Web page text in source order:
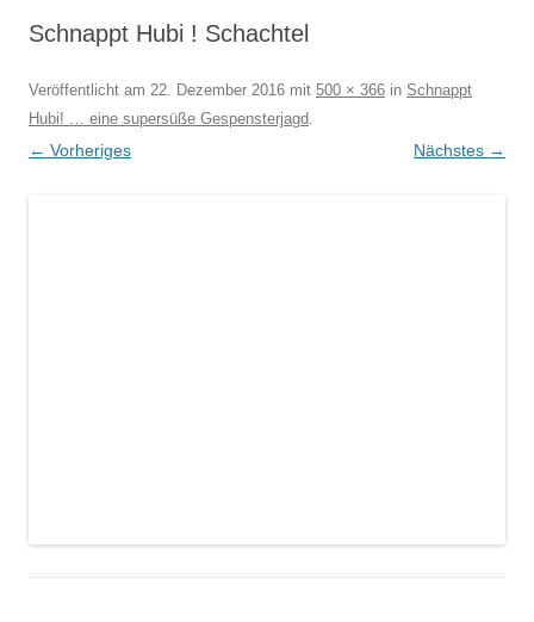
Schnappt Hubi ! Schachtel
Veröffentlicht am 22. Dezember 2016 mit 500 × 366 in Schnappt
Hubi! … eine supersüße Gespensterjagd.
← Vorheriges Nächstes →